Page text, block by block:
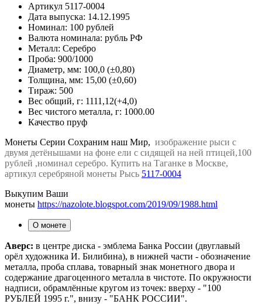
Артикул 5117-0004
Дата выпуска: 14.12.1995
Номинал: 100 рублей
Валюта номинала: рубль РФ
Металл: Серебро
Проба: 900/1000
Диаметр, мм: 100,0 (±0,80)
Толщина, мм: 15,00 (±0,60)
Тираж: 500
Вес общий, г: 1111,12(+4,0)
Вес чистого металла, г: 1000.00
Качество пруф
Монеты Серии Сохраним наш Мир, изображение рыси с
двумя детёнышами на фоне ели с сидящей на ней птицей,100
рублей ,номинал серебро. Купить на Таганке в Москве,
артикул серебряной монеты Рысь 5117-0004
Выкупим Ваши
монеты https://nazolote.blogspot.com/2019/09/1988.html
О монете
Аверс: в центре диска - эмблема Банка России (двуглавый
орёл художника И. Билибина), в нижней части - обозначение
металла, проба сплава, товарный знак монетного двора и
содержание драгоценного металла в чистоте. По окружности
надписи, обрамлённые кругом из точек: вверху - "100
РУБЛЕЙ 1995 г.", внизу - "БАНК РОССИИ".